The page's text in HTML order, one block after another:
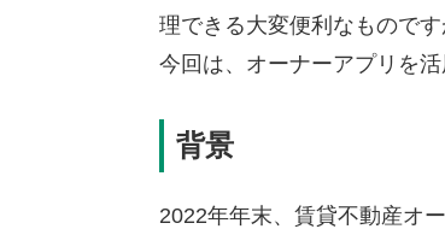
理できる大変便利なもので
今回は、オーナーアプリを
背景
2022年年末、賃貸不動産オ